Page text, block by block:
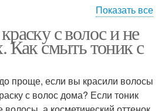
Маски от прыщей
Маска из овсянки
Показать все
с волос и не
Как смыть тоник с
проще, если вы красили волосы
с волос дома? Если тоник